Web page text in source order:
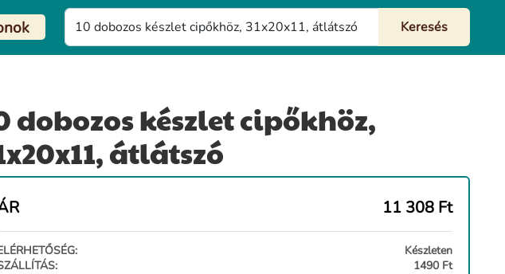
dobozos készlet cipőkhöz,
átlátszó
11 308 Ft
Készleten
1490 Ft